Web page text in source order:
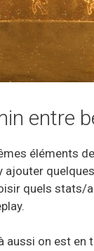
entre
éléments
ajouter
quels
aussi on est